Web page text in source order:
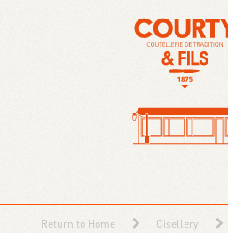
Return to Home Cisellery